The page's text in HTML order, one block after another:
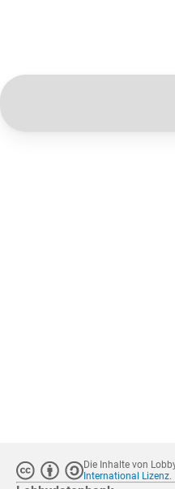
Die Inhalte von
International Lizenz.